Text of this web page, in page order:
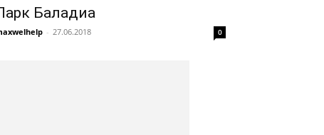
Баладиа
- 27.06.2018 0